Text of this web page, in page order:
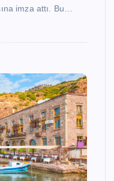
imza attı. Bu…